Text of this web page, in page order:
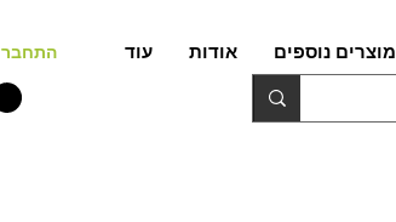
התחבר מוצרים נוספים אודות עוד